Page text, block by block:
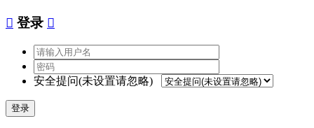
 登录 
安全提问(未设置请忽略)
登录